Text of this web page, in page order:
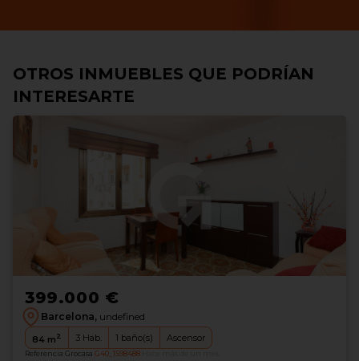
OTROS INMUEBLES QUE PODRÍAN
INTERESARTE
399.000 €
Barcelona, undefined
84 m2 3 Hab. 1 baño(s) Ascensor
Referencia Grocasa G40_1598488